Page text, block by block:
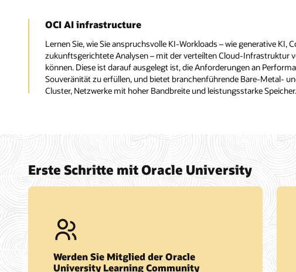
OCI AI infrastructure
Lernen Sie, wie Sie anspruchsvolle KI-Workloads – wie generative KI,
zukunftsgerichtete Analysen – mit der verteilten Cloud-Infrastruktur
können. Diese ist darauf ausgelegt ist, die Anforderungen an
Souveränität zu erfüllen, und bietet branchenführende Bare-Metal-
Cluster, Netzwerke mit hoher Bandbreite und leistungsstarke Speicher.
Erste Schritte mit Oracle University
Werden Sie Mitglied der Oracle
University Learning Community